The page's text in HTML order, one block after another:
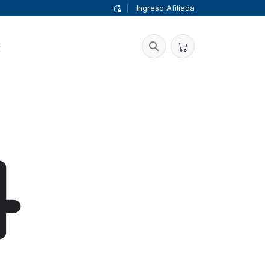
Ingreso Afiliada